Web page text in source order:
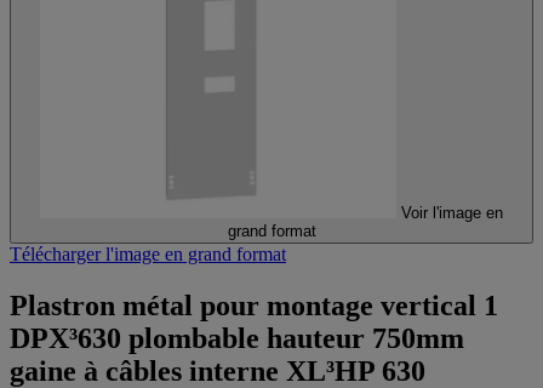
Voir l'image en
grand format
Télécharger l'image en grand format
Plastron métal pour montage vertical 1
DPX³630 plombable hauteur 750mm
gaine à câbles interne XL³HP 630